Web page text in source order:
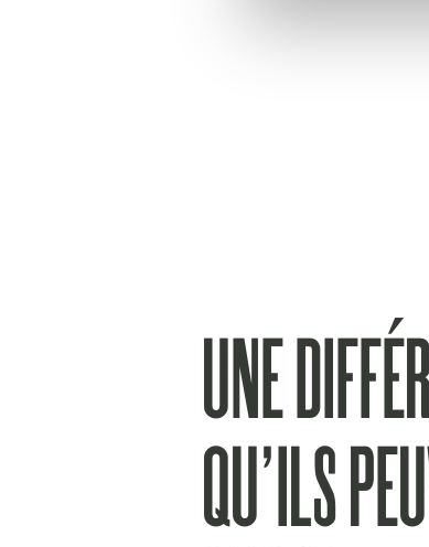
UNE
QU’ILS